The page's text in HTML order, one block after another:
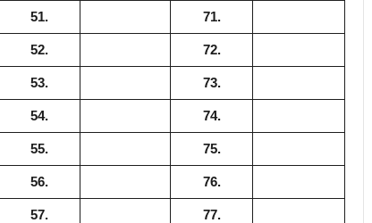
51. 71.
52. 72.
53. 73.
54. 74.
55. 75.
56. 76.
57. 77.